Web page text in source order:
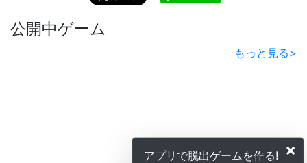
×
アプリで脱出ゲームを作る!
公開中ゲーム
もっと見る>